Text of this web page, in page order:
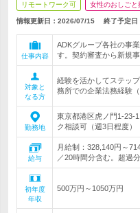
リモートワーク可 女性のおしごと
情報更新日：2026/07/15 終了予定日
仕事内容
ADKグループ各社の事
す。契約審査から新規
対象と
なる方
経験を活かしてステッ
務所での企業法務経験
勤務地
東京都港区虎ノ門1-
ク相談可（週3日程度）
給与
月給制：328,140円～
／20時間分含む。超過
初年度
年収
500万円～1050万円